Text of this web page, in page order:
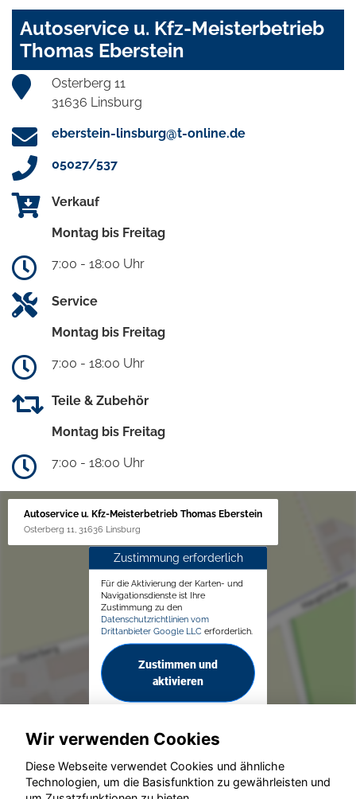
Autoservice u. Kfz-Meisterbetrieb
Thomas Eberstein
Osterberg 11
31636 Linsburg
eberstein-linsburg@t-online.de
05027/537
Verkauf
Montag bis Freitag
7:00 - 18:00 Uhr
Service
Montag bis Freitag
7:00 - 18:00 Uhr
Teile & Zubehör
Montag bis Freitag
7:00 - 18:00 Uhr
Autoservice u. Kfz-Meisterbetrieb Thomas Eberstein
Osterberg 11, 31636 Linsburg
Zustimmung erforderlich
Für die Aktivierung der Karten- und
Navigationsdienste ist Ihre
Zustimmung zu den
Datenschutzrichtlinien vom
Drittanbieter Google LLC erforderlich.
Zustimmen und
aktivieren
Wir verwenden Cookies
Diese Webseite verwendet Cookies und ähnliche
Technologien, um die Basisfunktion zu gewährleisten und